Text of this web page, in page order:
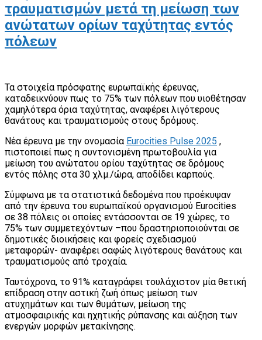
τραυματισμών μετά τη μείωση των
ανώτατων ορίων ταχύτητας εντός
πόλεων
Τα στοιχεία πρόσφατης ευρωπαϊκής έρευνας,
καταδεικνύουν πως το 75% των πόλεων που υιοθέτησαν
χαμηλότερα όρια ταχύτητας, αναφέρει λιγότερους
θανάτους και τραυματισμούς στους δρόμους.
Νέα έρευνα με την ονομασία Eurocities Pulse 2025 ,
πιστοποιεί πως η συντονισμένη πρωτοβουλία για
μείωση του ανώτατου ορίου ταχύτητας σε δρόμους
εντός πόλης στα 30 χλμ./ώρα, αποδίδει καρπούς.
Σύμφωνα με τα στατιστικά δεδομένα που προέκυψαν
από την έρευνα του ευρωπαϊκού οργανισμού Eurocities
σε 38 πόλεις οι οποίες εντάσσονται σε 19 χώρες, το
75% των συμμετεχόντων –που δραστηριοποιούνται σε
δημοτικές διοικήσεις και φορείς σχεδιασμού
μεταφορών- αναφέρει σαφώς λιγότερους θανάτους και
τραυματισμούς από τροχαία.
Ταυτόχρονα, το 91% καταγράφει τουλάχιστον μία θετική
επίδραση στην αστική ζωή όπως μείωση των
ατυχημάτων και των θυμάτων, μείωση της
ατμοσφαιρικής και ηχητικής ρύπανσης και αύξηση των
ενεργών μορφών μετακίνησης.